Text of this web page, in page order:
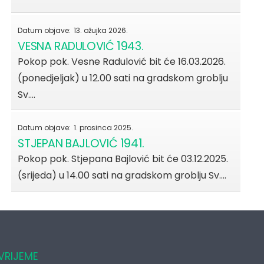
Datum objave: 13. ožujka 2026.
VESNA RADULOVIĆ 1943.
Pokop pok. Vesne Radulović bit će 16.03.2026.
(ponedjeljak) u 12.00 sati na gradskom groblju
Sv.…
Datum objave: 1. prosinca 2025.
STJEPAN BAJLOVIĆ 1941.
Pokop pok. Stjepana Bajlović bit će 03.12.2025.
(srijeda) u 14.00 sati na gradskom groblju Sv.…